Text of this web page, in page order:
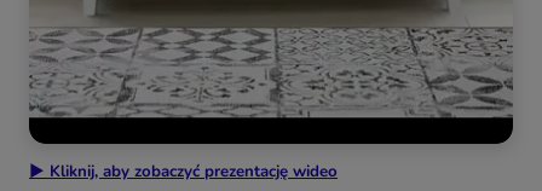
▶ Kliknij, aby zobaczyć prezentację wideo